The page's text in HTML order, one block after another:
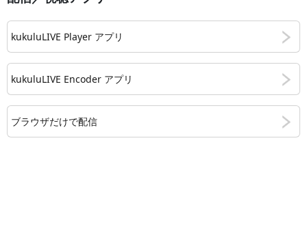
kukuluLIVE Player アプリ
kukuluLIVE Encoder アプリ
ブラウザだけで配信